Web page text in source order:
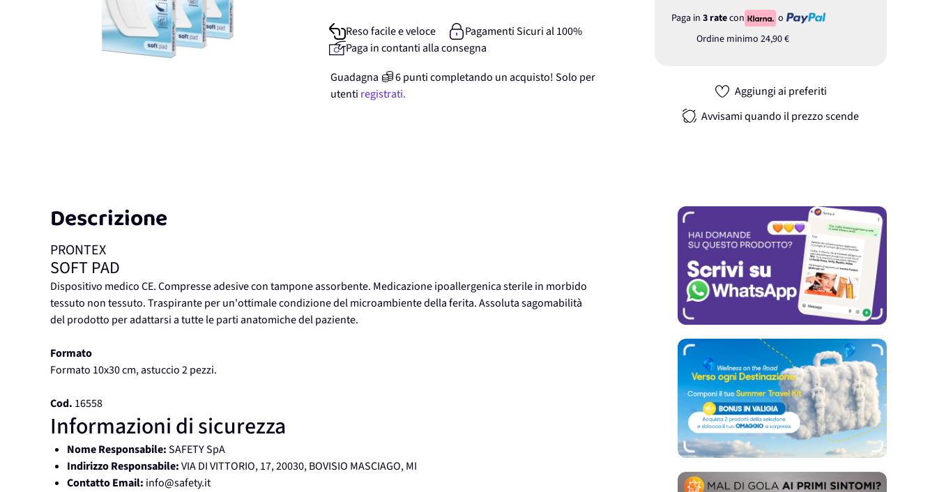
Paga in 3 ratecon
o
Ordine minimo 24,90 €
Aggiungi ai preferiti
Avvisami quando il prezzo scende
Reso facile e veloce
Pagamenti Sicuri al 100%
Paga in contanti alla consegna
Guadagna
6punticompletando un acquisto! Solo per
utenti registrati.
Descrizione
PRONTEX
SOFT PAD
Dispositivo medico CE. Compresse adesive con tampone assorbente. Medicazione ipoallergenica sterile in morbido
tessuto non tessuto. Traspirante per un'ottimale condizione del microambiente della ferita. Assoluta sagomabilità
del prodotto per adattarsi a tutte le parti anatomiche del paziente.
Formato
Formato 10x30 cm, astuccio 2 pezzi.
Cod. 16558
Informazioni di sicurezza
Nome Responsabile:SAFETY SpA
Indirizzo Responsabile:VIA DI VITTORIO, 17, 20030, BOVISIO MASCIAGO, MI
Contatto Email: info@safety.it